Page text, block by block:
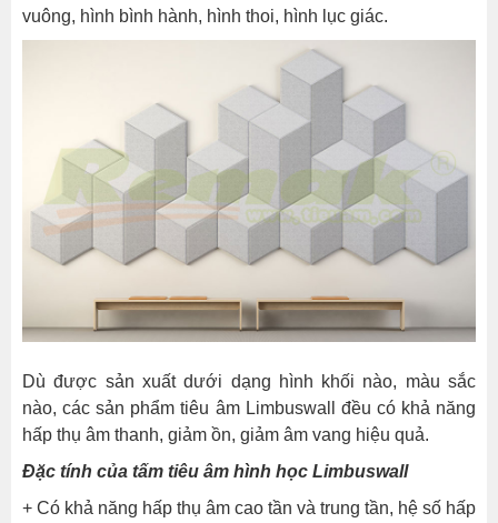
vuông, hình bình hành, hình thoi, hình lục giác.
Dù được sản xuất dưới dạng hình khối nào, màu sắc
nào, các sản phẩm tiêu âm Limbuswall đều có khả năng
hấp thụ âm thanh, giảm ồn, giảm âm vang hiệu quả.
Đặc tính của tấm tiêu âm hình học Limbuswall
+ Có khả năng hấp thụ âm cao tần và trung tần, hệ số hấp